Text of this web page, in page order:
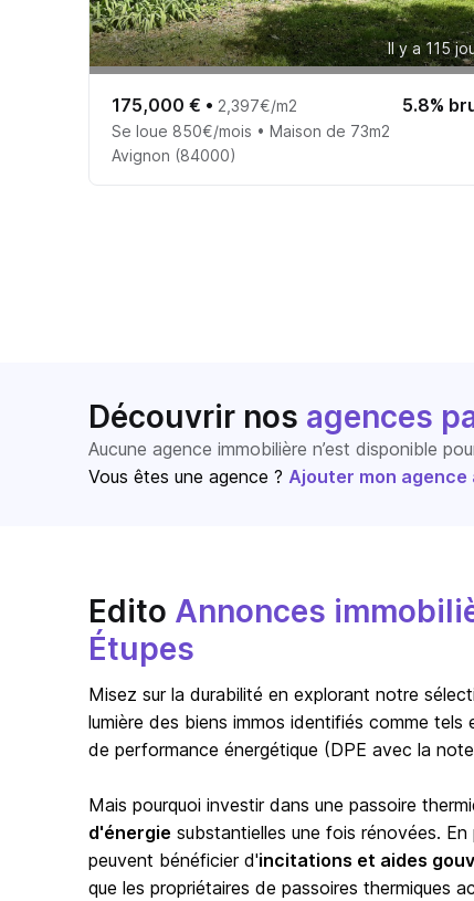
Il y a 115
175,000 € • 2,397€/m2 5.8%
Se loue 850€/mois • Maison de 73m2
Avignon (84000)
Découvrir nos agences
Aucune agence immobilière n’est disponible
Vous êtes une agence ? Ajouter mon agence
Edito Annonces
Étupes
Misez sur la durabilité en explorant notre
lumière des biens immos identifiés comme tels
de performance énergétique (DPE avec la
Mais pourquoi investir dans une passoire
d'énergie substantielles une fois rénovées.
peuvent bénéficier d'incitations et aides
que les propriétaires de passoires thermiques